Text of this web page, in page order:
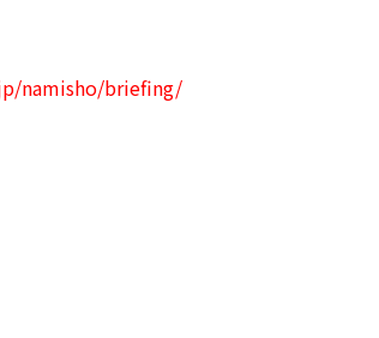
namisho/briefing/